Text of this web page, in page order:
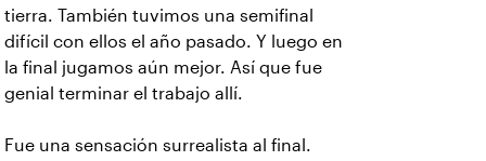
tierra. También tuvimos una semifinal
difícil con ellos el año pasado. Y luego en
la final jugamos aún mejor. Así que fue
genial terminar el trabajo allí.
Fue una sensación surrealista al final.